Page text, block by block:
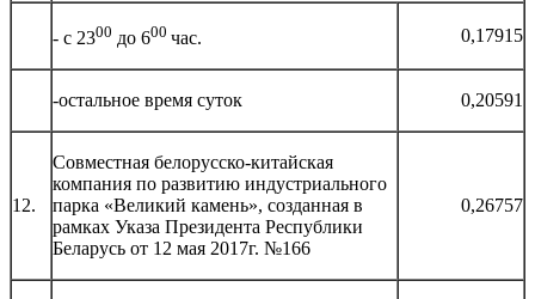
- с 2300 до 600 час. 0,17915
-остальное время суток 0,20591
12.
Совместная белорусско-китайская
компания по развитию индустриального
парка «Великий камень», созданная в
рамках Указа Президента Республики
Беларусь от 12 мая 2017г. №166
0,26757